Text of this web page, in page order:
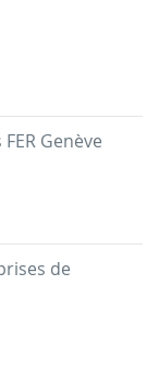
Genève
de